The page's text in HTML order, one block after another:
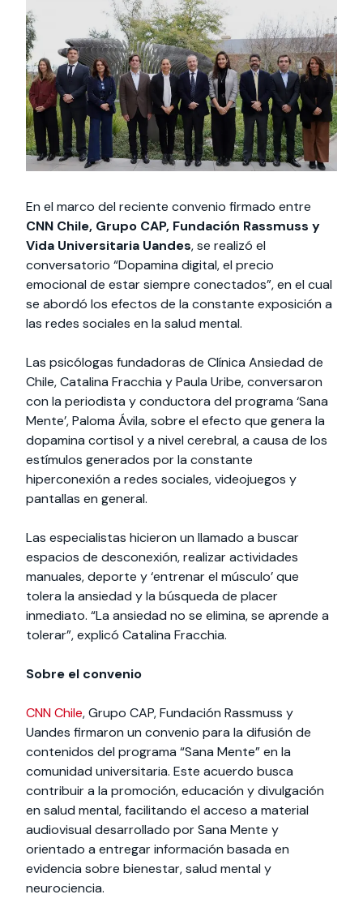
Especialidades y
estadías
Te puede
interesar:
International
students
Facultades
2025
vinculación con la
sociedad
Extensión Cultural
Te puede interesar: Filantropía y Donaciones
intercambio
Servicios y apoyos
Te puede
interesar:
Explora el campus
Uandes
Noticias
estudiantiles
En el marco del reciente convenio firmado entre
CNN Chile, Grupo CAP, Fundación Rassmuss y
Vida Universitaria Uandes, se realizó el
conversatorio “Dopamina digital, el precio
emocional de estar siempre conectados”, en el cual
se abordó los efectos de la constante exposición a
las redes sociales en la salud mental.
Las psicólogas fundadoras de Clínica Ansiedad de
Chile, Catalina Fracchia y Paula Uribe, conversaron
con la periodista y conductora del programa ‘Sana
Mente’, Paloma Ávila, sobre el efecto que genera la
dopamina cortisol y a nivel cerebral, a causa de los
estímulos generados por la constante
hiperconexión a redes sociales, videojuegos y
pantallas en general.
Las especialistas hicieron un llamado a buscar
espacios de desconexión, realizar actividades
manuales, deporte y ‘entrenar el músculo’ que
tolera la ansiedad y la búsqueda de placer
inmediato. “La ansiedad no se elimina, se aprende a
tolerar”, explicó Catalina Fracchia.
Sobre el convenio
CNN Chile, Grupo CAP, Fundación Rassmuss y
Uandes firmaron un convenio para la difusión de
contenidos del programa “Sana Mente” en la
comunidad universitaria. Este acuerdo busca
contribuir a la promoción, educación y divulgación
en salud mental, facilitando el acceso a material
audiovisual desarrollado por Sana Mente y
orientado a entregar información basada en
evidencia sobre bienestar, salud mental y
neurociencia.